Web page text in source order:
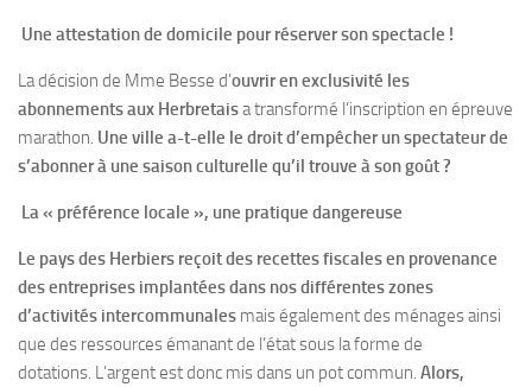
Une attestation de domicile pour réserver son spectacle !
La décision de Mme Besse d’ouvrir en exclusivité les
abonnements aux Herbretaisa transformé l’inscription en épreuve
marathon. Une ville a-t-elle le droit d’empêcher un spectateur de
s’abonner à une saison culturelle qu’il trouve à son goût ?
La « préférence locale », une pratique dangereuse
Le pays des Herbiers reçoitdes recettes fiscales en provenance
des entreprises implantées dans nos différentes zones
d’activités intercommunales mais également des ménages ainsi
que des ressources émanant de l’état sous la forme de
dotations. L’argent est donc mis dans un pot commun. Alors,